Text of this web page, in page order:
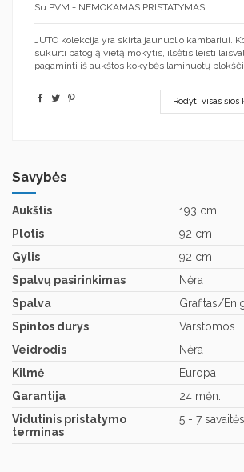
Su PVM + NEMOKAMAS PRISTATYMAS
JUTO kolekcija yra skirta jaunuolio kambariui.
sukurti patogią vietą mokytis, ilsėtis leisti
pagaminti iš aukštos kokybės laminuotų
Rodyti visas šios
Savybės
Aukštis
193 cm
Plotis
92 cm
Gylis
92 cm
Spalvų pasirinkimas
Nėra
Spalva
Grafitas/
Spintos durys
Varstomos
Veidrodis
Nėra
Kilmė
Europa
Garantija
24 mėn.
Vidutinis pristatymo
terminas
5 - 7 savaitės